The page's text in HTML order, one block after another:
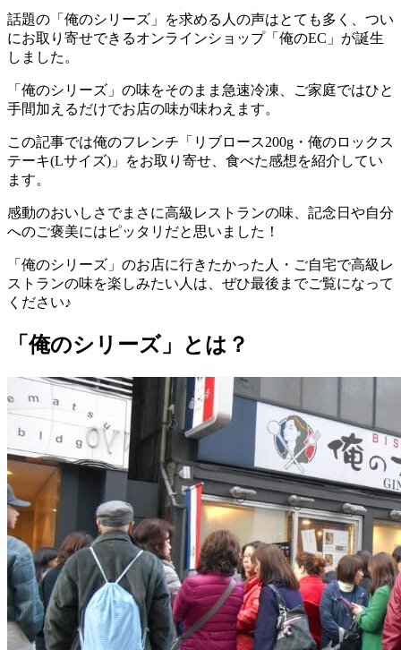
話題の「俺のシリーズ」を求める人の声はとても多く、つい
にお取り寄せできるオンラインショップ「俺のEC」が誕生
しました。
「俺のシリーズ」の味をそのまま急速冷凍、ご家庭ではひと
手間加えるだけでお店の味が味わえます。
この記事では俺のフレンチ「リブロース200g・俺のロックス
テーキ(Lサイズ)」をお取り寄せ、食べた感想を紹介 してい
ます。
感動のおいしさでまさに高級レストランの味、記念日や自分
へのご褒美にはピッタリ だと思いました！
「俺のシリーズ」のお店に行きたかった人・ご自宅で高級レ
ストランの味を楽しみたい人は、ぜひ最後までご覧になって
ください♪
「俺のシリーズ」とは？